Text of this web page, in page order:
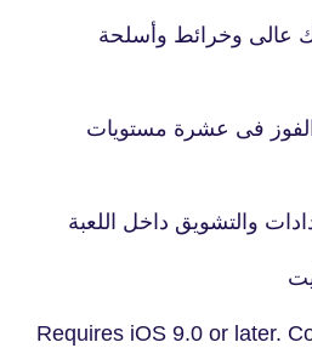
عالى وخرائط وأسلحة
الفوز فى عشرة مستويات
والتشويق داخل اللعبة